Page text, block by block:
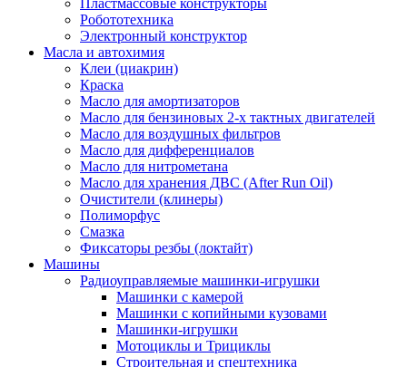
Пластмассовые конструкторы
Робототехника
Электронный конструктор
Масла и автохимия
Клеи (циакрин)
Краска
Масло для амортизаторов
Масло для бензиновых 2-х тактных двигателей
Масло для воздушных фильтров
Масло для дифференциалов
Масло для нитрометана
Масло для хранения ДВС (After Run Oil)
Очистители (клинеры)
Полиморфус
Смазка
Фиксаторы резбы (локтайт)
Машины
Радиоуправляемые машинки-игрушки
Машинки с камерой
Машинки с копийными кузовами
Машинки-игрушки
Мотоциклы и Трициклы
Строительная и спецтехника